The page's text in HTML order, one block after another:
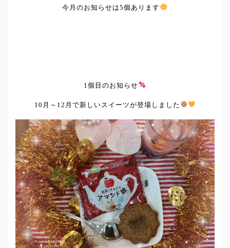
今月のお知らせは5個あります
1個目のお知らせ
10月～12月で新しいスイーツが登場しました